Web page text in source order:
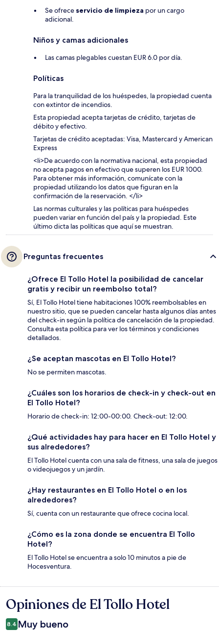
Se ofrece servicio de limpieza por un cargo
adicional.
Niños y camas adicionales
Las camas plegables cuestan EUR 6.0 por día.
Políticas
Para la tranquilidad de los huéspedes, la propiedad cuenta
con extintor de incendios.
Esta propiedad acepta tarjetas de crédito, tarjetas de
débito y efectivo.
Tarjetas de crédito aceptadas: Visa, Mastercard y American
Express
<li>De acuerdo con la normativa nacional, esta propiedad
no acepta pagos en efectivo que superen los EUR 1000.
Para obtener más información, comunícate con la
propiedad utilizando los datos que figuran en la
confirmación de la reservación. </li>
Las normas culturales y las políticas para huéspedes
pueden variar en función del país y la propiedad. Este
último dicta las políticas que aquí se muestran.
Preguntas frecuentes
¿Ofrece El Tollo Hotel la posibilidad de cancelar
gratis y recibir un reembolso total?
Sí, El Tollo Hotel tiene habitaciones 100% reembolsables en
nuestro sitio, que se pueden cancelar hasta algunos días antes
del check-in según la política de cancelación de la propiedad.
Consulta esta política para ver los términos y condiciones
detallados.
¿Se aceptan mascotas en El Tollo Hotel?
No se permiten mascotas.
¿Cuáles son los horarios de check-in y check-out en
El Tollo Hotel?
Horario de check-in: 12:00-00:00. Check-out: 12:00.
¿Qué actividades hay para hacer en El Tollo Hotel y
sus alrededores?
El Tollo Hotel cuenta con una sala de fitness, una sala de juegos
o videojuegos y un jardín.
¿Hay restaurantes en El Tollo Hotel o en los
alrededores?
Sí, cuenta con un restaurante que ofrece cocina local.
¿Cómo es la zona donde se encuentra El Tollo
Hotel?
El Tollo Hotel se encuentra a solo 10 minutos a pie de
Hocesventura.
Opiniones
Opiniones de El Tollo Hotel
8.4 Muy bueno